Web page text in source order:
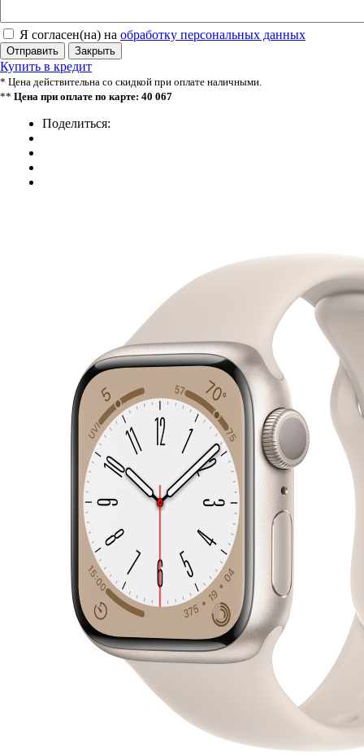
Я согласен(на) на обработку персональных данных
Отправить Закрыть
Купить в кредит
* Цена действительна со скидкой при оплате наличными.
** Цена при оплате по карте: 40 067
Поделиться: